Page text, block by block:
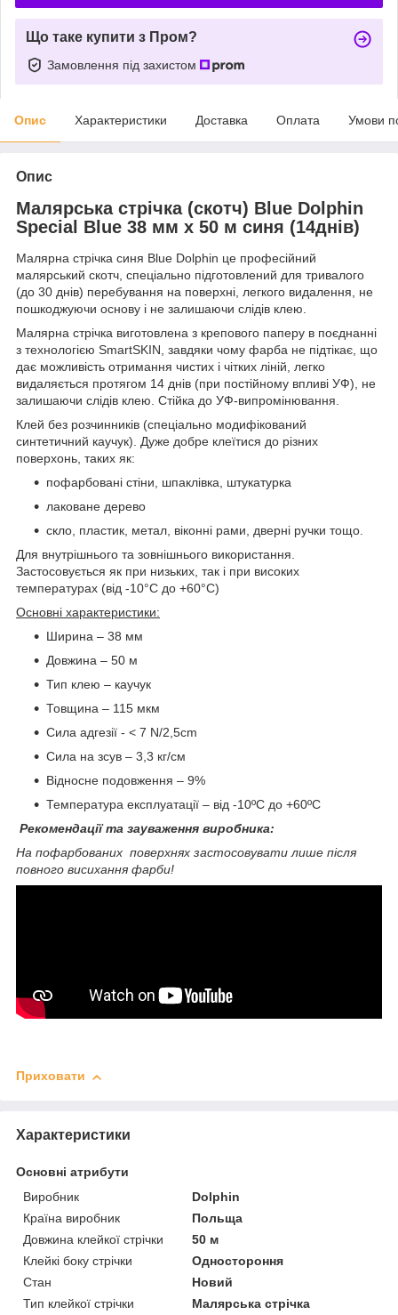
Що таке купити з Пром?
Замовлення під захистом
Опис Характеристики Доставка Оплата Умови
Опис
Малярська стрічка (скотч) Blue Dolphin
Special Blue 38 мм х 50 м синя (14днів)
Малярна стрічка синя Blue Dolphin це професійний
малярський скотч, спеціально підготовлений для тривалого
(до 30 днів) перебування на поверхні, легкого видалення, не
пошкоджуючи основу і не залишаючи слідів клею.
Малярна стрічка виготовлена з крепового паперу в поєднанні
з технологією SmartSKIN, завдяки чому фарба не підтікає, що
дає можливість отримання чистих і чітких ліній, легко
видаляється протягом 14 днів (при постійному впливі УФ), не
залишаючи слідів клею. Стійка до УФ-випромінювання.
Клей без розчинників (спеціально модифікований
синтетичний каучук). Дуже добре клеїтися до різних
поверхонь, таких як:
пофарбовані стіни, шпаклівка, штукатурка
лаковане дерево
скло, пластик, метал, віконні рами, дверні ручки тощо.
Для внутрішнього та зовнішнього використання.
Застосовується як при низьких, так і при високих
температурах (від -10°C до +60°C)
Основні характеристики:
Ширина – 38 мм
Довжина – 50 м
Тип клею – каучук
Товщина – 115 мкм
Сила адгезії - < 7 N/2,5cm
Сила на зсув – 3,3 кг/см
Відносне подовження – 9%
Температура експлуатації – від -10ºC до +60ºC
Рекомендації та зауваження виробника:
На пофарбованих поверхнях застосовувати лише після
повного висихання фарби!
Приховати
Характеристики
Основні атрибути
Виробник
Dolphin
Країна виробник
Польща
Довжина клейкої стрічки
50 м
Клейкі боку стрічки
Одностороння
Стан
Новий
Тип клейкої стрічки
Малярська стрічка